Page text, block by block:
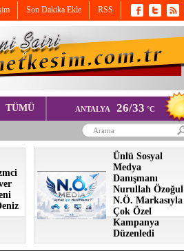
Son Dakika Ekle RSS
TÜMÜ ANTALYA 26/33 °C
Ünlü Sosyal
Medya
Danışmanı
Nurullah Özoğul
N.Ö. Markasıyla
Çok Özel
Kampanya
Düzenledi